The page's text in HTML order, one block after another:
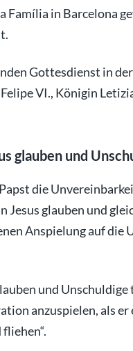
Família in Barcelona
Gottesdienst in
VI., Königin
glauben und
die
Jesus glauben und
Anspielung auf die
und
anzuspielen, als